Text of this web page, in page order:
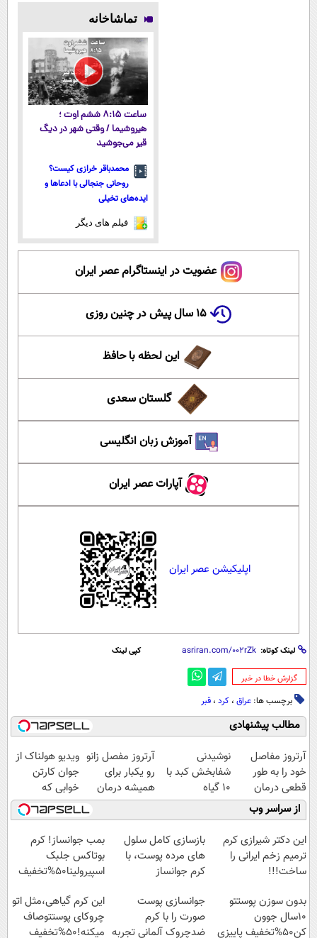
میلیاردر شد.
آموزش رایگان
تماشاخانه
ساعت ۸:۱۵ ششم اوت ؛
هیروشیما / وقتی شهر در دیگ
قیر می‌جوشید
محمدباقر خرازی کیست؟
روحانی جنجالی با ادعاها و
ایده‌های تخیلی
فیلم های دیگر
عضویت در اینستاگرام عصر ایران
۱۵ سال پیش در چنین روزی
این لحظه با حافظ
گلستان سعدی
آموزش زبان انگلیسی
آپارات عصر ایران
اپلیکیشن عصر ایران
لینک کوتاه: کپی لینک
‌گزارش خطا در خبر
برچسب ها: عراق ، کرد ، قبر
مطالب پیشنهادی
آرتروز مفاصل
خود را به طور
قطعی درمان
کنید!
◗پرسش‌نامه◖
نوشیدنی
شفابخش کبد با
10 گیاه
موثر(تخفیف تا
امشب)
آرتروز مفصل زانو
رو یکبار برای
همیشه درمان
کن!
◗پرسش‌نامه◖
ویدیو هولناک از
جوان کارتن
خوابی که
میلیاردر شد.
آموزش رایگان
از سراسر وب
این دکتر شیرازی کرم
ترمیم زخم ایرانی را
ساخت!!!
بازسازی کامل سلول
های مرده پوست، با
کرم جوانساز
بمب جوانساز! کرم
بوتاکس جلبک
اسپیرولینا50%تخفیف
بدون سوزن پوستتو
10سال جوون
کن50%تخفیف پاییزی
جوانسازی پوست
صورت را با کرم
ضدچروک آلمانی تجربه
این کرم گیاهی،مثل اتو
چروکای پوستتوصاف
میکنه!50%تخفیف